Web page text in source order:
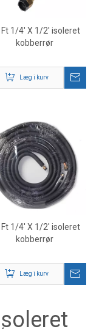
Ft 1/4' X 1/2' isoleret
kobberrør
Læg i kurv
Ft 1/4' X 1/2' isoleret
kobberrør
Læg i kurv